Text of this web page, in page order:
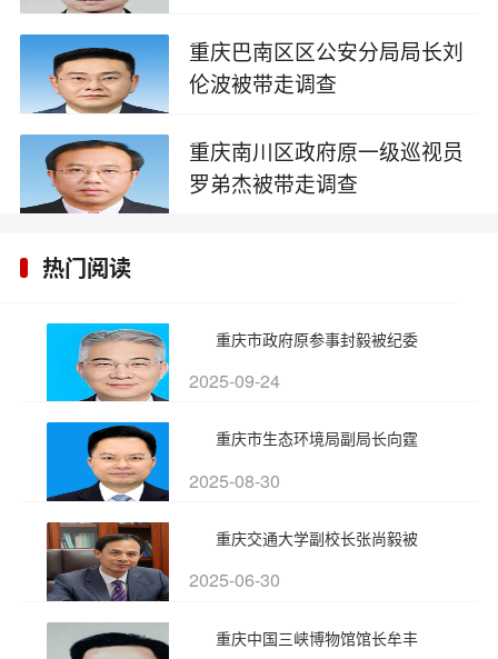
重庆巴南区区公安分局局长刘
伦波被带走调查
重庆南川区政府原一级巡视员
罗弟杰被带走调查
热门阅读
重庆市政府原参事封毅被纪委
2025-09-24
重庆市生态环境局副局长向霆
2025-08-30
重庆交通大学副校长张尚毅被
2025-06-30
重庆中国三峡博物馆馆长牟丰